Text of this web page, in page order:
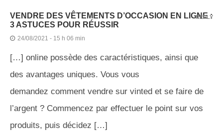
VENDRE DES VÊTEMENTS D’OCCASION EN LIGNE :
3 ASTUCES POUR RÉUSSIR
24/08/2021 - 15 h 06 min
[…] online possède des caractéristiques, ainsi que
des avantages uniques. Vous vous
demandez comment vendre sur vinted et se faire de
l’argent ? Commencez par effectuer le point sur vos
produits, puis décidez […]
REPLY